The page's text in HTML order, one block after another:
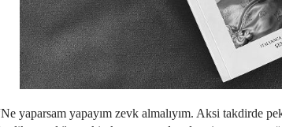
yaparsam yapayım zevk almalıyım. Aksi takdirde